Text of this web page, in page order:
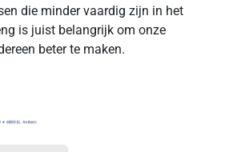
die minder vaardig zijn in het
is juist belangrijk om onze
beter te maken.